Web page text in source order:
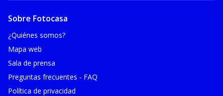
Sobre Fotocasa
¿Quiénes somos?
Mapa web
Sala de prensa
Preguntas frecuentes - FAQ
Política de privacidad